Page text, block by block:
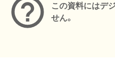
この資料にはデ
せん。